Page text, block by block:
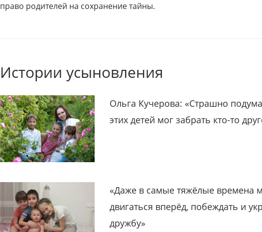
право родителей на сохранение тайны.
Истории усыновления
Ольга Кучерова: «Страшно
этих детей мог забрать кто-то
«Даже в самые тяжёлые времена
двигаться вперёд, побеждать и
дружбу»